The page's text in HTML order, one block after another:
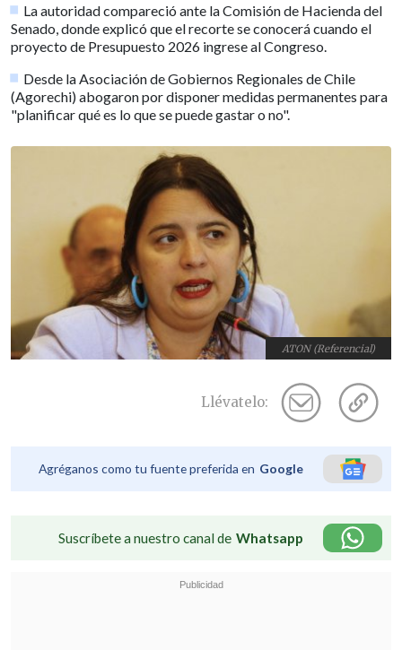
La autoridad compareció ante la Comisión de Hacienda del
Senado, donde explicó que el recorte se conocerá cuando el
proyecto de Presupuesto 2026 ingrese al Congreso.
Desde la Asociación de Gobiernos Regionales de Chile
(Agorechi) abogaron por disponer medidas permanentes para
"planificar qué es lo que se puede gastar o no".
ATON (Referencial)
Llévatelo:
Agréganos como tu fuente preferida en Google
Suscríbete a nuestro canal de Whatsapp